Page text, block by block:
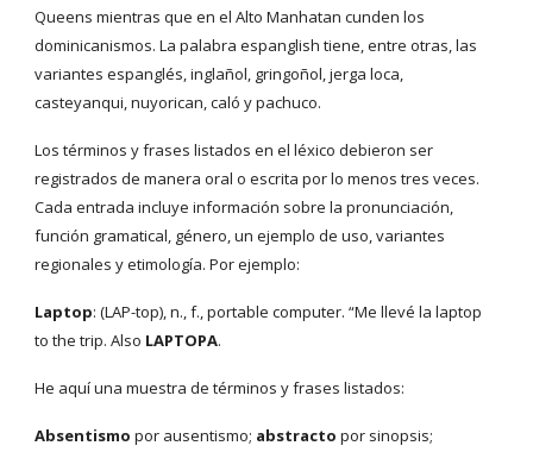
Queens mientras que en el Alto Manhatan cunden los
dominicanismos. La palabra espanglish tiene, entre otras, las
variantes espanglés, inglañol, gringoñol, jerga loca,
casteyanqui, nuyorican, caló y pachuco.
Los términos y frases listados en el léxico debieron ser
registrados de manera oral o escrita por lo menos tres veces.
Cada entrada incluye información sobre la pronunciación,
función gramatical, género, un ejemplo de uso, variantes
regionales y etimología. Por ejemplo:
Laptop: (LAP-top), n., f., portable computer. “Me llevé la laptop
to the trip. Also LAPTOPA.
He aquí una muestra de términos y frases listados:
Absentismo por ausentismo; abstracto por sinopsis;